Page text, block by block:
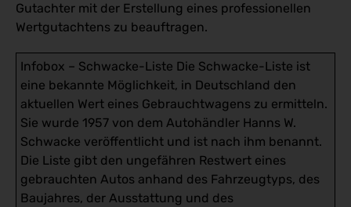
Gutachter mit der Erstellung eines professionellen
Wertgutachtens zu beauftragen.
Infobox – Schwacke-Liste Die Schwacke-Liste ist
eine bekannte Möglichkeit, in Deutschland den
aktuellen Wert eines Gebrauchtwagens zu ermitteln.
Sie wurde 1957 von dem Autohändler Hanns W.
Schwacke veröffentlicht und ist nach ihm benannt.
Die Liste gibt den ungefähren Restwert eines
gebrauchten Autos anhand des Fahrzeugtyps, des
Baujahres, der Ausstattung und des